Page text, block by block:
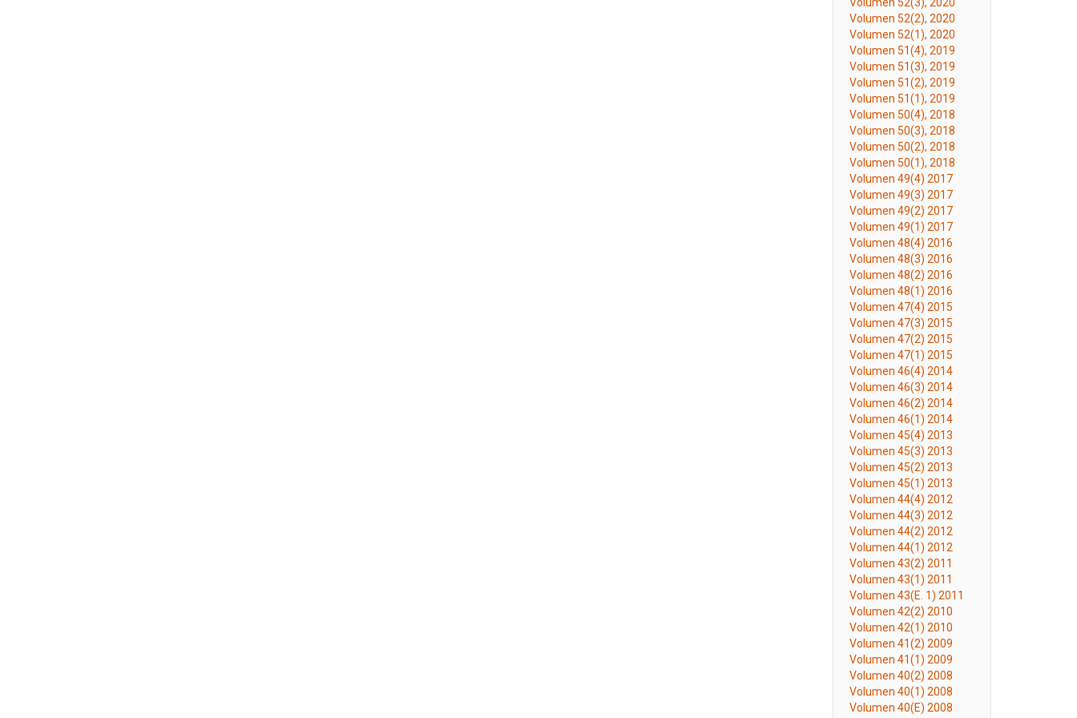
Volumen 52(2), 2020
Volumen 52(1), 2020
Volumen 51(4), 2019
Volumen 51(3), 2019
Volumen 51(2), 2019
Volumen 51(1), 2019
Volumen 50(4), 2018
Volumen 50(3), 2018
Volumen 50(2), 2018
Volumen 50(1), 2018
Volumen 49(4) 2017
Volumen 49(3) 2017
Volumen 49(2) 2017
Volumen 49(1) 2017
Volumen 48(4) 2016
Volumen 48(3) 2016
Volumen 48(2) 2016
Volumen 48(1) 2016
Volumen 47(4) 2015
Volumen 47(3) 2015
Volumen 47(2) 2015
Volumen 47(1) 2015
Volumen 46(4) 2014
Volumen 46(3) 2014
Volumen 46(2) 2014
Volumen 46(1) 2014
Volumen 45(4) 2013
Volumen 45(3) 2013
Volumen 45(2) 2013
Volumen 45(1) 2013
Volumen 44(4) 2012
Volumen 44(3) 2012
Volumen 44(2) 2012
Volumen 44(1) 2012
Volumen 43(2) 2011
Volumen 43(1) 2011
Volumen 43(E. 1) 2011
Volumen 42(2) 2010
Volumen 42(1) 2010
Volumen 41(2) 2009
Volumen 41(1) 2009
Volumen 40(2) 2008
Volumen 40(1) 2008
Volumen 40(E) 2008